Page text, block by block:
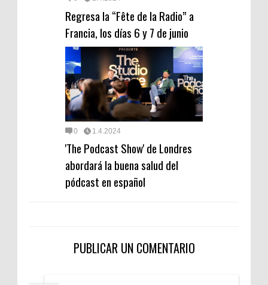
Regresa la “Fête de la Radio” a
Francia, los días 6 y 7 de junio
0 1.4.2024
'The Podcast Show' de Londres
abordará la buena salud del
pódcast en español
PUBLICAR UN COMENTARIO